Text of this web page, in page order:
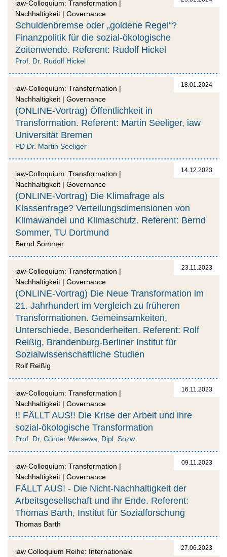
iaw-Colloquium: Transformation |
Nachhaltigkeit | Governance
Schuldenbremse oder „goldene Regel“?
Finanzpolitik für die sozial-ökologische
Zeitenwende. Referent: Rudolf Hickel
Prof. Dr. Rudolf Hickel
18.01.2024
iaw-Colloquium: Transformation |
Nachhaltigkeit | Governance
(ONLINE-Vortrag) Öffentlichkeit in
Transformation. Referent: Martin Seeliger, iaw
Universität Bremen
PD Dr. Martin Seeliger
14.12.2023
iaw-Colloquium: Transformation |
Nachhaltigkeit | Governance
(ONLINE-Vortrag) Die Klimafrage als
Klassenfrage? Verteilungsdimensionen von
Klimawandel und Klimaschutz. Referent: Bernd
Sommer, TU Dortmund
Bernd Sommer
23.11.2023
iaw-Colloquium: Transformation |
Nachhaltigkeit | Governance
(ONLINE-Vortrag) Die Neue Transformation im
21. Jahrhundert im Vergleich zu früheren
Transformationen. Gemeinsamkeiten,
Unterschiede, Besonderheiten. Referent: Rolf
Reißig, Brandenburg-Berliner Institut für
Sozialwissenschaftliche Studien
Rolf Reißig
16.11.2023
iaw-Colloquium: Transformation |
Nachhaltigkeit | Governance
!! FÄLLT AUS!! Die Krise der Arbeit und ihre
sozial-ökologische Transformation
Prof. Dr. Günter Warsewa, Dipl. Sozw.
09.11.2023
iaw-Colloquium: Transformation |
Nachhaltigkeit | Governance
FÄLLT AUS! - Die Nicht-Nachhaltigkeit der
Arbeitsgesellschaft und ihr Ende. Referent:
Thomas Barth, Institut für Sozialforschung
Thomas Barth
27.06.2023
iaw Colloquium Reihe: Internationale